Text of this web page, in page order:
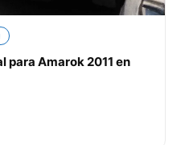
para Amarok 2011 en